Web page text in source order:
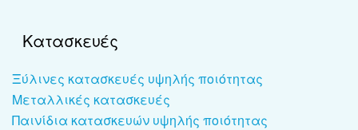
Κατασκευές
Ξύλινες κατασκευές υψηλής ποιότητας
Μεταλλικές κατασκευές
Παινίδια κατασκευών υψηλής ποιότητας